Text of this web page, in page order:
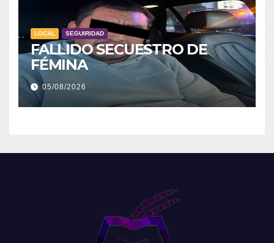
LOCAL SEGUIRIDAD
FALLIDO SECUESTRO DE
FÉMINA
05/08/2026